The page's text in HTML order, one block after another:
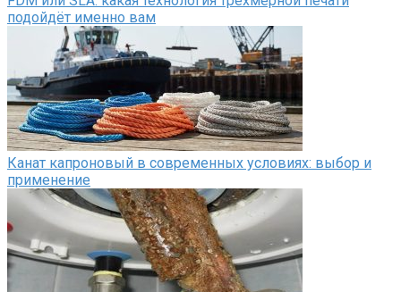
подойдёт именно вам
Канат капроновый в современных условиях: выбор и
применение